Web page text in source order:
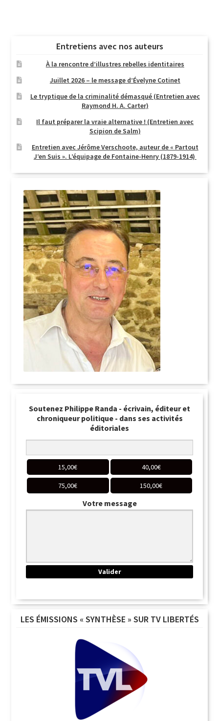
Entretiens avec nos auteurs
À la rencontre d’illustres rebelles identitaires
Juillet 2026 – le message d’Évelyne Cotinet
Le tryptique de la criminalité démasqué (Entretien avec
Raymond H. A. Carter)
Il faut préparer la vraie alternative ! (Entretien avec
Scipion de Salm)
Entretien avec Jérôme Verschoote, auteur de « Partout
J’en Suis ». L’équipage de Fontaine-Henry (1879-1914)
Soutenez Philippe Randa - écrivain, éditeur et
chroniqueur politique - dans ses activités
éditoriales
15,00€ 40,00€
75,00€ 150,00€
Votre message
LES ÉMISSIONS « SYNTHÈSE » SUR TV LIBERTÉS